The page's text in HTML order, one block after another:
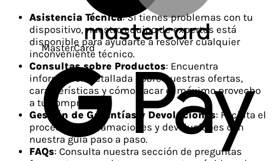
MasterCard
Asistencia Técnica: Si tienes problemas con tu
dispositivo, nuestro equipo de expertos está
disponible para ayudarte a resolver cualquier
inconveniente técnico.
Consultas sobre Productos: Encuentra
información detallada sobre nuestras ofertas,
características y cómo sacar el máximo provecho
a tu compra.
Gestión de Garantías y Devoluciones: Facilita el
proceso de reclamaciones y devoluciones con
nuestra guía paso a paso.
FAQs: Consulta nuestra sección de preguntas